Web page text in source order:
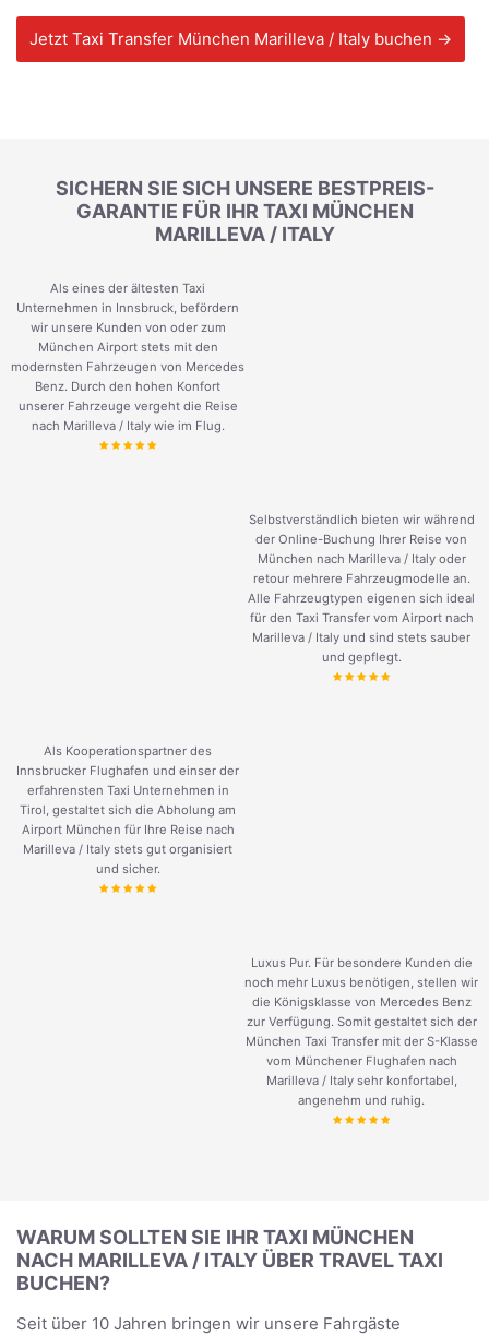
Jetzt Taxi Transfer München Marilleva / Italy buchen →
SICHERN SIE SICH UNSERE BESTPREIS-
GARANTIE FÜR IHR TAXI MÜNCHEN
MARILLEVA / ITALY
Als eines der ältesten Taxi
Unternehmen in Innsbruck, befördern
wir unsere Kunden von oder zum
München Airport stets mit den
modernsten Fahrzeugen von Mercedes
Benz. Durch den hohen Konfort
unserer Fahrzeuge vergeht die Reise
nach Marilleva / Italy wie im Flug.
Selbstverständlich bieten wir während
der Online-Buchung Ihrer Reise von
München nach Marilleva / Italy oder
retour mehrere Fahrzeugmodelle an.
Alle Fahrzeugtypen eigenen sich ideal
für den Taxi Transfer vom Airport nach
Marilleva / Italy und sind stets sauber
und gepflegt.
Als Kooperationspartner des
Innsbrucker Flughafen und einser der
erfahrensten Taxi Unternehmen in
Tirol, gestaltet sich die Abholung am
Airport München für Ihre Reise nach
Marilleva / Italy stets gut organisiert
und sicher.
Luxus Pur. Für besondere Kunden die
noch mehr Luxus benötigen, stellen wir
die Königsklasse von Mercedes Benz
zur Verfügung. Somit gestaltet sich der
München Taxi Transfer mit der S-Klasse
vom Münchener Flughafen nach
Marilleva / Italy sehr konfortabel,
angenehm und ruhig.
WARUM SOLLTEN SIE IHR TAXI MÜNCHEN
NACH MARILLEVA / ITALY ÜBER TRAVEL TAXI
BUCHEN?
Seit über 10 Jahren bringen wir unsere Fahrgäste